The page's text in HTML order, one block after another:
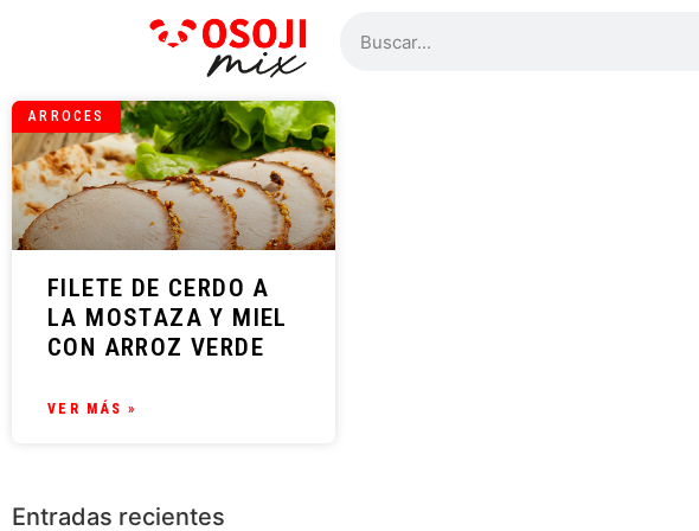
ARROCES
FILETE DE CERDO A
LA MOSTAZA Y MIEL
CON ARROZ VERDE
VER MÁS »
Entradas recientes